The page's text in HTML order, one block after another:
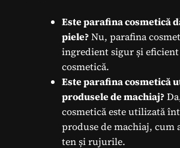
Este parafina cosmetică
piele?Nu, parafina
ingredient sigur și
cosmetică.
Este parafina cosmetică
produsele de machiaj?
cosmetică este utilizată
produse de machiaj, cum
ten și rujurile.